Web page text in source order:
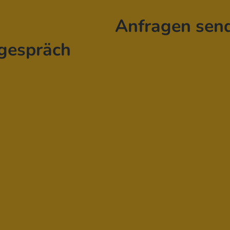
1 Behälter und Höhe 150 mm
mit Laminierung zum Schutz
Anfragen